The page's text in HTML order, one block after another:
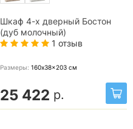
Шкаф 4-х дверный Бостон
(дуб молочный)
1 отзыв
Размеры: 160x38x203 см
25 422 р.